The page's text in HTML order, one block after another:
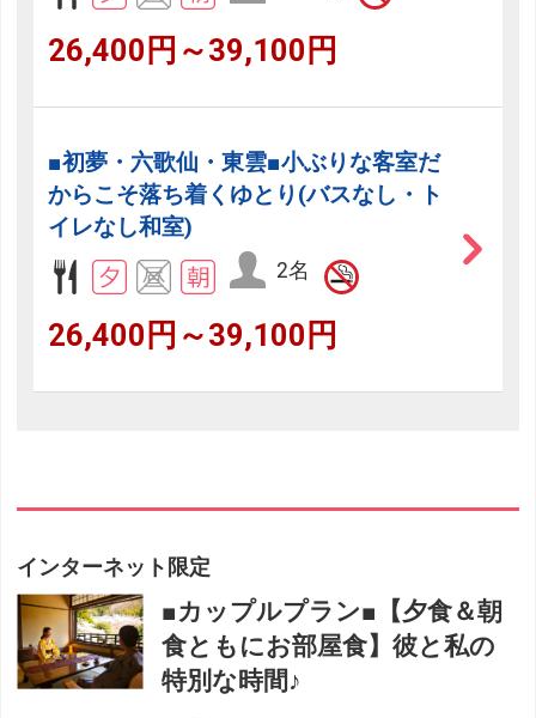
26,400円～39,100円
■初夢・六歌仙・東雲■小ぶりな客室だ
からこそ落ち着くゆとり(バスなし・ト
イレなし和室)
2名
26,400円～39,100円
インターネット限定
■カップルプラン■【夕食＆朝
食ともにお部屋食】彼と私の
特別な時間♪